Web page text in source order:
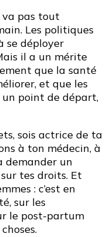
va pas tout
Les politiques
se déployer
il a un mérite
que la santé
et que les
un point de départ,
sois actrice de ta
à ton médecin, à
demander un
tes droits. Et
: c’est en
sur les
le post-partum